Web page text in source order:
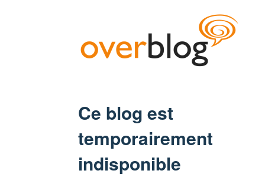
Ce blog est
temporairement
indisponible